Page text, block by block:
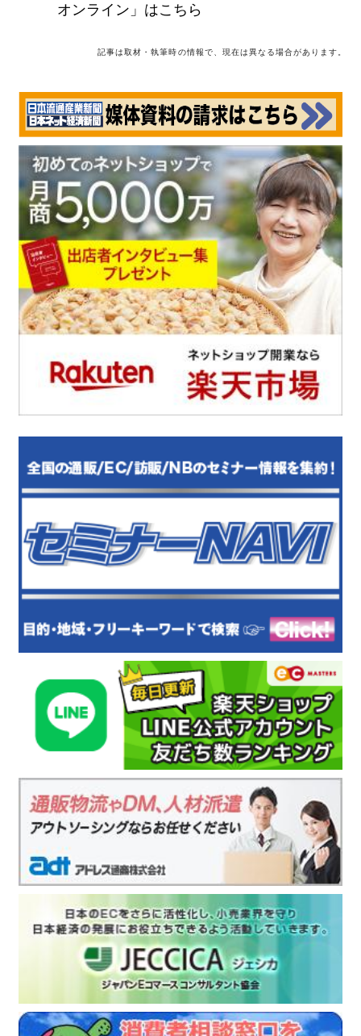
オンライン」はこちら
記事は取材・執筆時の情報で、現在は異なる場合があります。